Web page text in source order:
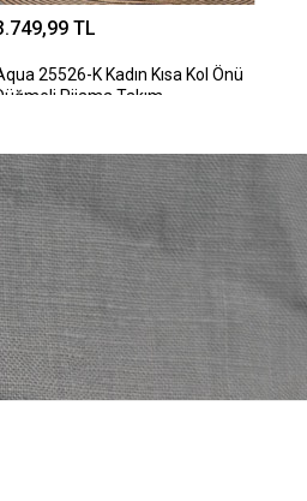
TL
25526-K Kadın Kısa Kol Önü
Pijama Takım